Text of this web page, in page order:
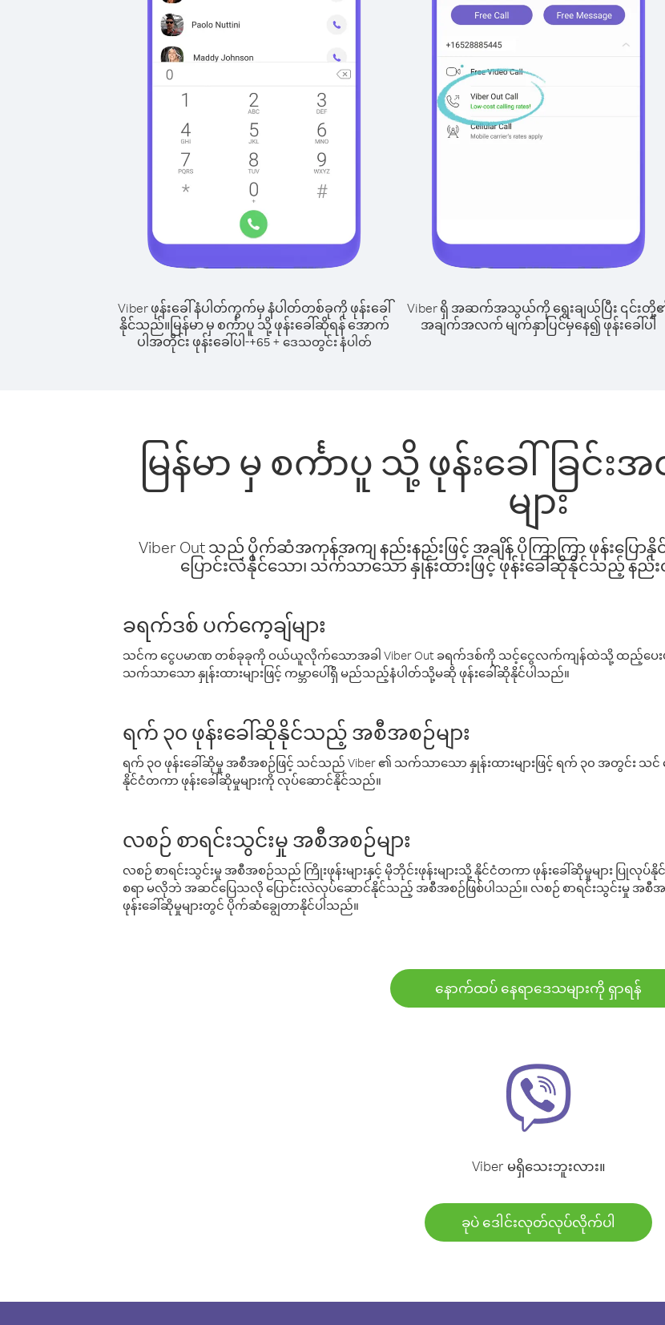
Viber ဖုန်းခေါ်နံပါတ်ကွက်မှ နံပါတ်တစ်ခုကို ဖုန်းခေါ်
နိုင်သည်။ မြန်မာ မှ စင်္ကာပူ သို့ ဖုန်းခေါ်ဆိုရန် အောက်
ပါအတိုင်း ဖုန်းခေါ်ပါ-+65+ဒေသတွင်း နံပါတ်
Viber ရှိ အဆက်အသွယ်ကို ရွေးချယ်ပြီး ၎င်းတို့
အချက်အလက် မျက်နှာပြင်မှနေ၍ ဖုန်းခေါ်ပါ
မြန်မာ မှ စင်္ကာပူ သို့ ဖုန်းခေါ်ခြ
များ
Viber Out သည် ပိုက်ဆံအကုန်အကျ နည်းနည်းဖြင့် အချိန် ပိုကြာကြာ ဖုန်းပြ
ပြောင်းလဲနိုင်သော၊ သက်သာသော နှုန်းထားဖြင့် ဖုန်းခေါ်ဆိုနိုင်သည့် နည်
ခရက်ဒစ် ပက်ကေ့ချ်များ
သင်က ငွေပမာဏ တစ်ခုခုကို ဝယ်ယူလိုက်သောအခါ Viber Out ခရက်ဒစ်ကို သင့်ငွေလက်ကျန်ထဲသို့ ထည့်ပေး
သက်သာသော နှုန်းထားများဖြင့် ကမ္ဘာပေါ်ရှိ မည်သည့်နံပါတ်သို့မဆို ဖုန်းခေါ်ဆိုနိုင်ပါသည်။
ရက် ၃၀ ဖုန်းခေါ်ဆိုနိုင်သည့် အစီအစဉ်များ
ရက် ၃၀ ဖုန်းခေါ်ဆိုမှု အစီအစဉ်ဖြင့် သင်သည် Viber ၏ သက်သာသော နှုန်းထားများဖြင့် ရက် ၃၀ အတွင်း
နိုင်ငံတကာ ဖုန်းခေါ်ဆိုမှုများကို လုပ်ဆောင်နိုင်သည်။
လစဉ် စာရင်းသွင်းမှု အစီအစဉ်များ
လစဉ် စာရင်းသွင်းမှု အစီအစဉ်သည် ကြိုးဖုန်းများနှင့် မိုဘိုင်းဖုန်းများသို့ နိုင်ငံတကာ ဖုန်းခေါ်ဆိုမှုများ ပ
စရာ မလိုဘဲ အဆင်ပြေသလို ပြောင်းလဲလုပ်ဆောင်နိုင်သည့် အစီအစဉ်ဖြစ်ပါသည်။ လစဉ် စာရင်းသွင်းမှု အစီ
ဖုန်းခေါ်ဆိုမှုများတွင် ပိုက်ဆံချွေတာနိုင်ပါသည်။
နောက်ထပ် နေရာဒေသများကို ရှာရန်
Viber မရှိသေးဘူးလား။
ခုပဲ ဒေါင်းလုတ်လုပ်လိုက်ပါ